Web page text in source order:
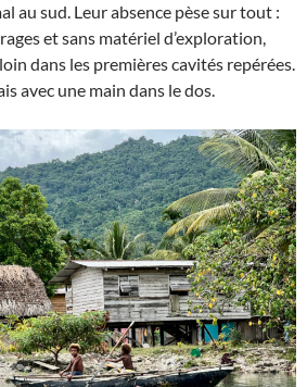
au sud. Leur absence pèse sur tout :
et sans matériel d’exploration,
dans les premières cavités repérées.
avec une main dans le dos.